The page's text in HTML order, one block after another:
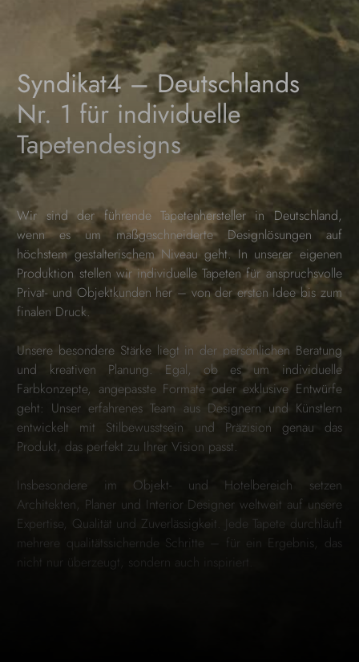
Wir sind der führende Tapetenhersteller in Deutschland,
wenn es um maßgeschneiderte Designlösungen auf
höchstem gestalterischem Niveau geht. In unserer eigenen
Produktion stellen wir individuelle Tapeten für anspruchsvolle
Privat- und Objektkunden her – von der ersten Idee bis zum
finalen Druck.
Unsere besondere Stärke liegt in der persönlichen Beratung
und kreativen Planung. Egal, ob es um individuelle
Farbkonzepte, angepasste Formate oder exklusive Entwürfe
geht: Unser erfahrenes Team aus Designern und Künstlern
entwickelt mit Stilbewusstsein und Präzision genau das
Produkt, das perfekt zu Ihrer Vision passt.
Insbesondere im Objekt- und Hotelbereich setzen
Architekten, Planer und Interior Designer weltweit auf unsere
Expertise, Qualität und Zuverlässigkeit. Jede Tapete durchläuft
mehrere qualitätssichernde Schritte – für ein Ergebnis, das
nicht nur überzeugt, sondern auch inspiriert.
Syndikat4 – Deutschlands
Nr. 1 für individuelle
Tapetendesigns